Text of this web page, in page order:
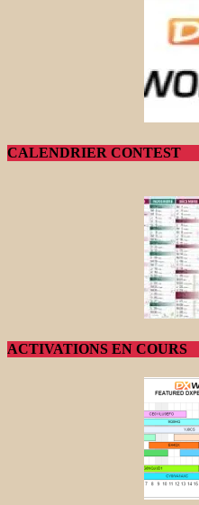
CALENDRIER CONTEST
ACTIVATIONS EN COURS